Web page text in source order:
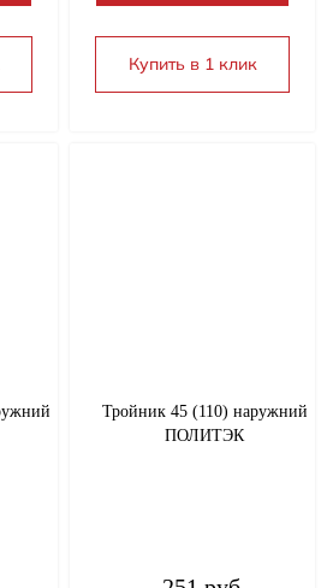
Купить в 1 клик
Тройник 45 (110) наружний
ПОЛИТЭК